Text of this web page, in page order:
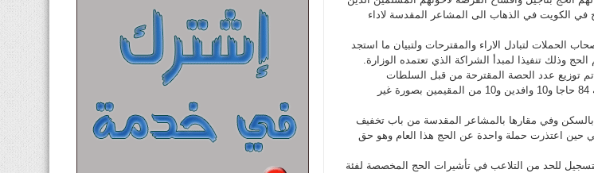
في الكويت في الذهاب الى المشاعر المقدسة لاداء
الحملات لتبادل الاراء والمقترحات ولتبيان ما استجد
وذلك تنفيذا لمبدأ الشراكة الذي تعتمده الوزارة.
تم توزيع عدد الحصة المقترحة من قبل السلطات
السعودية على الحملات بالتساوي فبلغ عدد حجاج كل حملة 84 حاجا و10 وافدين و10 من المقيمين بصورة غير
بالسكن وفي مقارها بالمشاعر المقدسة من باب تخفيف
ان عدد الحملات بلغ بعد الدمج 50 حملة في حين اعتذرت حملة واحدة عن الحج هذا العام وهو حق
للحد من التلاعب في تأشيرات الحج المخصصة لفئة